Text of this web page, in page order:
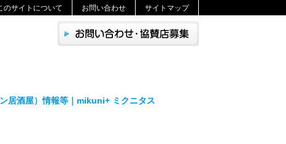
のサイトについて お問い合わせ サイトマップ
居酒屋）情報等｜mikuni+ ミクニタス